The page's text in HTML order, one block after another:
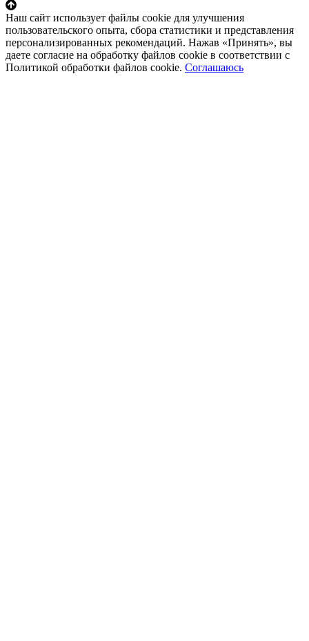
Наш сайт использует файлы cookie для улучшения
пользовательского опыта, сбора статистики и представления
персонализированных рекомендаций. Нажав «Принять», вы
даете согласие на обработку файлов cookie в соответствии с
Политикой обработки файлов cookie. Соглашаюсь